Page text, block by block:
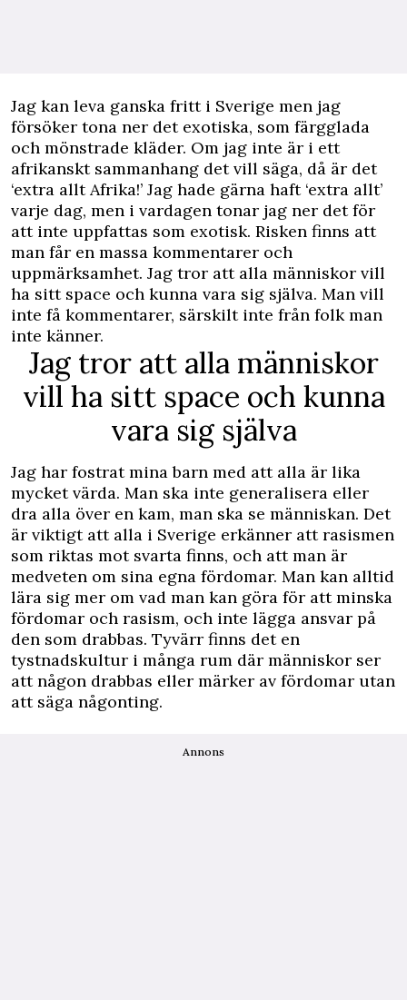
Jag kan leva ganska fritt i Sverige men jag
försöker tona ner det exotiska, som färgglada
och mönstrade kläder. Om jag inte är i ett
afrikanskt sammanhang det vill säga, då är det
‘extra allt Afrika!’ Jag hade gärna haft ‘extra allt’
varje dag, men i vardagen tonar jag ner det för
att inte uppfattas som exotisk. Risken finns att
man får en massa kommentarer och
uppmärksamhet. Jag tror att alla människor vill
ha sitt space och kunna vara sig själva. Man vill
inte få kommentarer, särskilt inte från folk man
inte känner.
Jag tror att alla människor
vill ha sitt space och kunna
vara sig själva
Jag har fostrat mina barn med att alla är lika
mycket värda. Man ska inte generalisera eller
dra alla över en kam, man ska se människan. Det
är viktigt att alla i Sverige erkänner att rasismen
som riktas mot svarta finns, och att man är
medveten om sina egna fördomar. Man kan alltid
lära sig mer om vad man kan göra för att minska
fördomar och rasism, och inte lägga ansvar på
den som drabbas. Tyvärr finns det en
tystnadskultur i många rum där människor ser
att någon drabbas eller märker av fördomar utan
att säga någonting.
Annons